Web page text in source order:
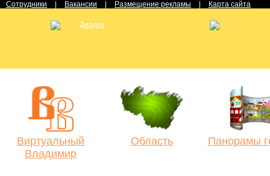
Сотрудники Вакансии Размещение рекламы Карта сайта
Виртуальный
Владимир
Область Панорамы